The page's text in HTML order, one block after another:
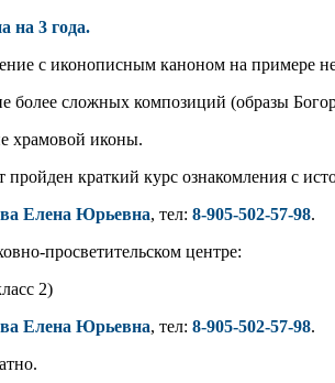
на 3 года.
с иконописным каноном на примере
более сложных композиций (образы
храмовой иконы.
краткий курс ознакомления с
Елена Юрьевна, тел: 8-905-502-57-98.
просветительском центре:
2)
Елена Юрьевна, тел: 8-905-502-57-98.